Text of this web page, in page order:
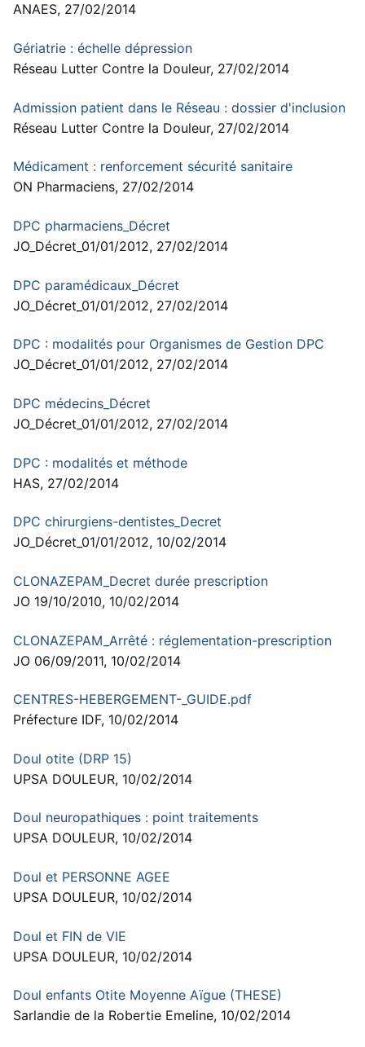
ANAES, 27/02/2014
Gériatrie : échelle dépression
Réseau Lutter Contre la Douleur, 27/02/2014
Admission patient dans le Réseau : dossier d'inclusion
Réseau Lutter Contre la Douleur, 27/02/2014
Médicament : renforcement sécurité sanitaire
ON Pharmaciens, 27/02/2014
DPC pharmaciens_Décret
JO_Décret_01/01/2012, 27/02/2014
DPC paramédicaux_Décret
JO_Décret_01/01/2012, 27/02/2014
DPC : modalités pour Organismes de Gestion DPC
JO_Décret_01/01/2012, 27/02/2014
DPC médecins_Décret
JO_Décret_01/01/2012, 27/02/2014
DPC : modalités et méthode
HAS, 27/02/2014
DPC chirurgiens-dentistes_Decret
JO_Décret_01/01/2012, 10/02/2014
CLONAZEPAM_Decret durée prescription
JO 19/10/2010, 10/02/2014
CLONAZEPAM_Arrêté : réglementation-prescription
JO 06/09/2011, 10/02/2014
CENTRES-HEBERGEMENT-_GUIDE.pdf
Préfecture IDF, 10/02/2014
Doul otite (DRP 15)
UPSA DOULEUR, 10/02/2014
Doul neuropathiques : point traitements
UPSA DOULEUR, 10/02/2014
Doul et PERSONNE AGEE
UPSA DOULEUR, 10/02/2014
Doul et FIN de VIE
UPSA DOULEUR, 10/02/2014
Doul enfants Otite Moyenne Aïgue (THESE)
Sarlandie de la Robertie Emeline, 10/02/2014